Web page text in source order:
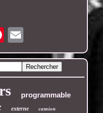
Email
programmable
externe camion